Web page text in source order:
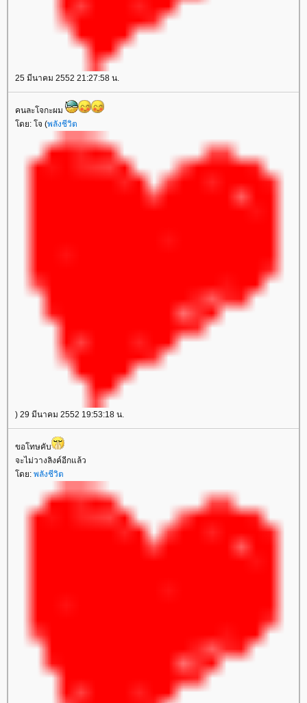
25 มีนาคม 2552 21:27:58 น.
คนละโจกะผม
ดย: โจ (พลังชีวิต
) 29 มีนาคม 2552 19:53:18 น.
ขอโทษคับ
จะไม่วางลิงค์อีกแล้ว
ดย: พลังชีวิต